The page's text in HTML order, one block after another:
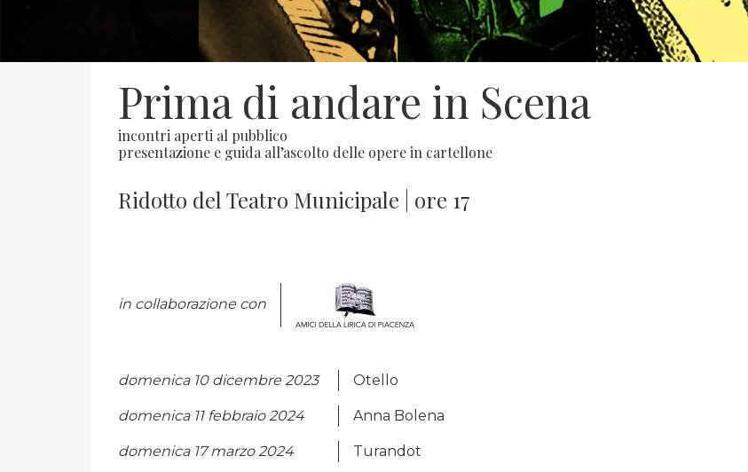
Prima di andare in Scena
incontri aperti al pubblico
presentazione e guida all’ascolto delle opere in cartellone
Ridotto del Teatro Municipale | ore 17
in collaborazione con
domenica 10 dicembre 2023 Otello
domenica 11 febbraio 2024 Anna Bolena
domenica 17 marzo 2024 Turandot